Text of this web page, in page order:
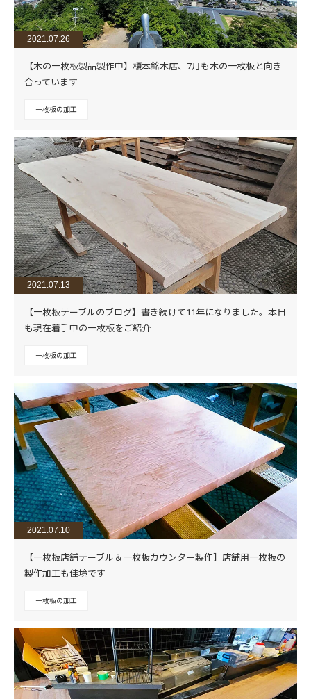
2021.07.26
【木の一枚板製品製作中】榎本銘木店、7月も木の一枚板と向き
合っています
一枚板の加工
2021.07.13
【一枚板テーブルのブログ】書き続けて11年になりました。本日
も現在着手中の一枚板をご紹介
一枚板の加工
2021.07.10
【一枚板店舗テーブル＆一枚板カウンター製作】店舗用一枚板の
製作加工も佳境です
一枚板の加工